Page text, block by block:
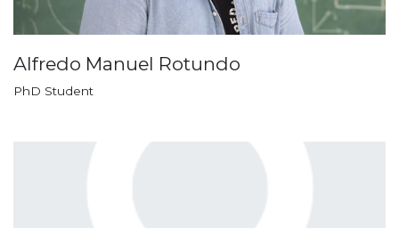
Alfredo Manuel Rotundo
PhD Student